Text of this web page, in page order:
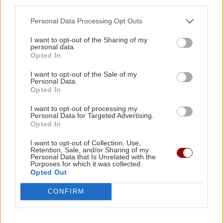
Personal Data Processing Opt Outs
I want to opt-out of the Sharing of my
personal data.
Opted In
I want to opt-out of the Sale of my
Personal Data.
Opted In
I want to opt-out of processing my
Personal Data for Targeted Advertising.
Opted In
I want to opt-out of Collection, Use,
Retention, Sale, and/or Sharing of my
Personal Data that Is Unrelated with the
Purposes for which it was collected.
Opted Out
CONFIRM
ΡΟΗ ΕΙΔΗΣΕΩΝ
GOSSIP - LIFESTYLE
Η Μπάρμπρα Στρέιζαντ υπογράφει το πρώτο
της παιδικό βιβλίο
ΑΘΛΗΤΙΚΑ
Europa League: Η Άντερλεχτ νίκησε 1-0 τον
ΠΑΟΚ στην Τούμπα κι όλα θα κριθούν στις
Βρυξέλλες
ΑΘΛΗΤΙΚΑ
ΠΟΑ: Ανακοίνωσε την απόκτηση τριών Ιταλών